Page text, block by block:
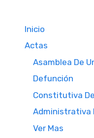
Inicio
Actas
Asamblea De
Defunción
Constitutiva
Administrativa
Ver Mas